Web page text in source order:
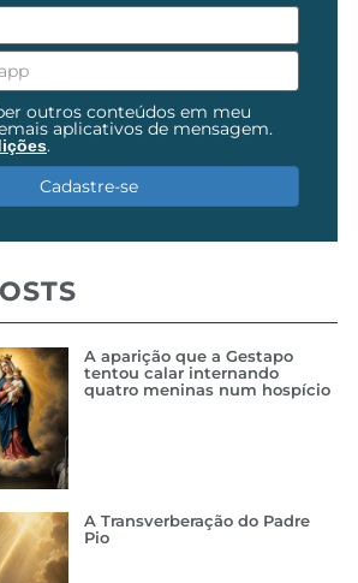
outros conteúdos em meu
aplicativos de mensagem.
.
Cadastre-se
A aparição que a Gestapo
tentou calar internando
quatro meninas num hospício
A Transverberação do Padre
Pio